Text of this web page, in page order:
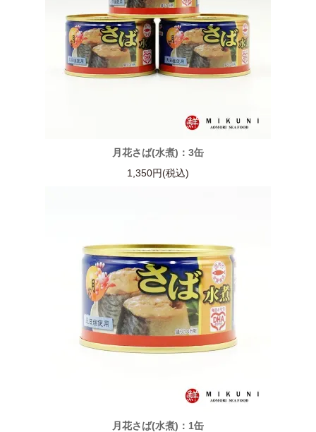
月花さば(水煮)：3缶
1,350円(税込)
月花さば(水煮)：1缶